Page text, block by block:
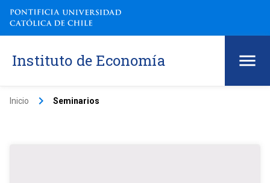
Instituto de Economía
Inicio keyboard_arrow_right Seminarios